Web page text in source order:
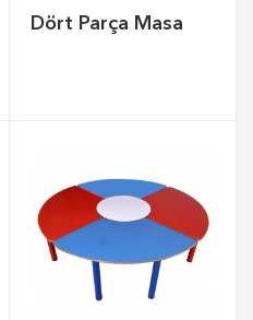
Dört Parça Masa